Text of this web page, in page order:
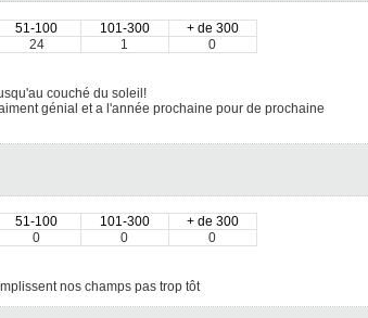
51-100 101-300
+ de 300
24 1
0
couché du soleil!
génial et a l'année prochaine pour de prochaine
51-100 101-300
+ de 300
0 0
0
nos champs pas trop tôt